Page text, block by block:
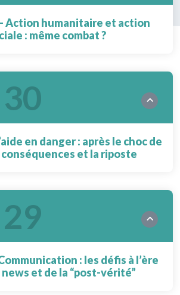
Action humanitaire et action
: même combat ?
30
en danger : après le choc de
conséquences et la riposte
29
: les défis à l’ère
et de la “post-vérité”